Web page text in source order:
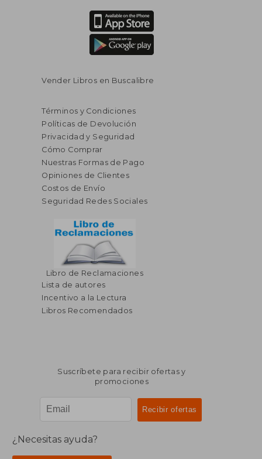
Vender Libros en Buscalibre
Términos y Condiciones
Políticas de Devolución
Privacidad y Seguridad
Cómo Comprar
Nuestras Formas de Pago
Opiniones de Clientes
Costos de Envío
Seguridad Redes Sociales
Libro de Reclamaciones
Lista de autores
Incentivo a la Lectura
Libros Recomendados
Suscríbete para recibir ofertas y
promociones
¿Necesitas ayuda?